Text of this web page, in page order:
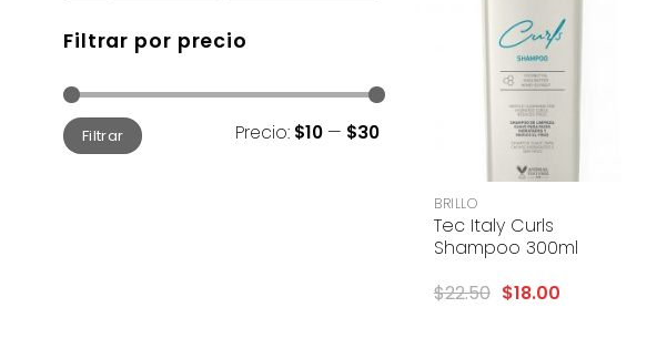
Filtrar por precio
Filtrar Precio: $10— $30
BRILLO
Tec Italy Curls
Shampoo 300ml
$22.50 $18.00